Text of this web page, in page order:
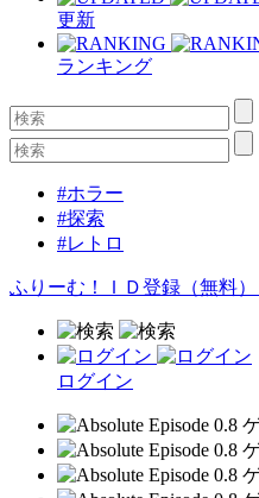
更新
ランキング
#ホラー
#探索
#レトロ
ふりーむ！ＩＤ登録（無料）
ログイン